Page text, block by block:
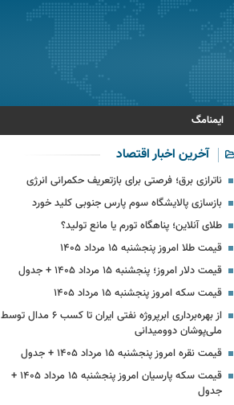
ایمنامگ
آخرین اخبار اقتصاد
ناترازی برق؛ فرصتی برای بازتعریف حکمرانی انرژی
بازسازی پالایشگاه سوم پارس جنوبی کلید خورد
طلای آنلاین؛ پناهگاه تورم یا مانع تولید؟
قیمت طلا امروز پنجشنبه ۱۵ مرداد ۱۴۰۵
قیمت دلار امروز؛ پنجشنبه ۱۵ مرداد ۱۴۰۵ + جدول
قیمت سکه امروز پنجشنبه ۱۵ مرداد ۱۴۰۵
از بهره‌برداری ابرپروژه نفتی ایران تا کسب ۶ مدال توسط
ملی‌پوشان دوومیدانی
قیمت نقره امروز پنجشنبه ۱۵ مرداد ۱۴۰۵ + جدول
قیمت سکه پارسیان امروز پنجشنبه ۱۵ مرداد ۱۴۰۵ +
جدول